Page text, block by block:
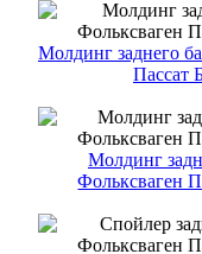
Молдинг заднего
Пассат
Молдинг
Фольксваген